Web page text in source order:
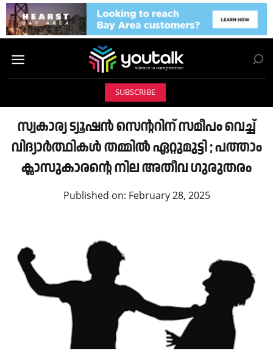
SUBSCRIBE
സ്വകാര്യ ട്യൂഷൻ സെന്ററിന് സമീപം വെച്ച്
വിദ്യാർത്ഥികൾ തമ്മിൽ ഏറ്റുമുട്ടി ; പത്താം
ക്ലാസുകാരന്റെ നില അതീവ ഗുരുതരം
Published on: February 28, 2025